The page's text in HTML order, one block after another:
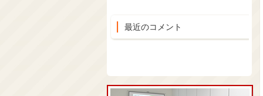
最近のコメント